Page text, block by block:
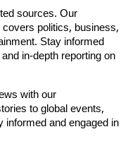
sources. Our
politics, business,
Stay informed
in-depth reporting on
with our
to global events,
informed and engaged in